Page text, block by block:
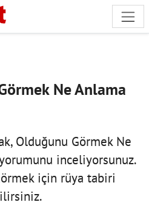
Ne Anlama
Olduğunu Görmek Ne
inceliyorsunuz.
için rüya tabiri